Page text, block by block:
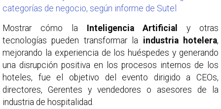
categorías de negocio, según informe de Sutel
Mostrar cómo la Inteligencia Artificial
y otras
tecnologías pueden transformar la industria hotelera,
mejorando la experiencia de los huéspedes y generando
una disrupción positiva en los procesos internos de los
hoteles, fue el objetivo del evento dirigido a CEOs,
directores, Gerentes y vendedores o asesores de la
industria de hospitalidad.